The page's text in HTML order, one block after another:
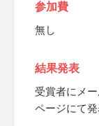
参加費
無し
結果発表
受賞者にメ
ページにて